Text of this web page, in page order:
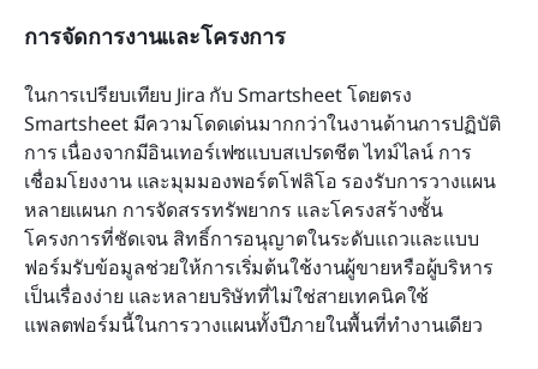
การจัดการงานและโครงการ
ในการเปรียบเทียบ Jira กับ Smartsheet โดยตรง
Smartsheet มีความโดดเด่นมากกว่าในงานด้านการปฏิบัติ
การ เนื่องจากมีอินเทอร์เฟซแบบสเปรดชีต ไทม์ไลน์ การ
เชื่อมโยงงาน และมุมมองพอร์ตโฟลิโอ รองรับการวางแผน
หลายแผนก การจัดสรรทรัพยากร และโครงสร้างชั้น
โครงการที่ชัดเจน สิทธิ์การอนุญาตในระดับแถวและแบบ
ฟอร์มรับข้อมูลช่วยให้การเริ่มต้นใช้งานผู้ขายหรือผู้บริหาร
เป็นเรื่องง่าย และหลายบริษัทที่ไม่ใช่สายเทคนิคใช้
แพลตฟอร์มนี้ในการวางแผนทั้งปีภายในพื้นที่ทำงานเดียว